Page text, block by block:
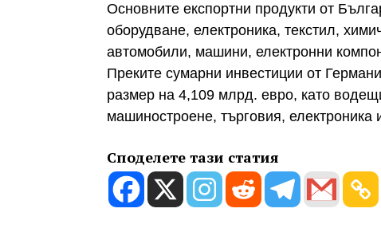
Основните експортни продукти от
оборудване, електроника, текстил,
автомобили, машини, електронни
Преките сумарни инвестиции от
размер на 4,109 млрд. евро, като
машиностроене, търговия, електроника
Споделете тази статия